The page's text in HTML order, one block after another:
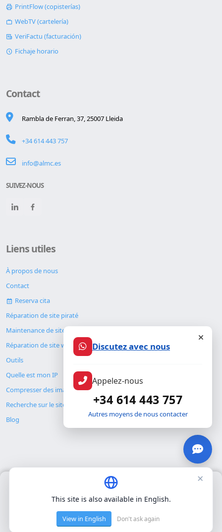
Suite SaaS
PrintFlow (copisterías)
WebTV (cartelería)
VeriFactu (facturación)
Contact
Rambla de Ferran, 37, 25007 Lleida
+34 614 443 757
info@almc.es
SUIVEZ-NOUS
Liens utiles
À propos de nous
Contact
Reserva cita
Réparation de site piraté
Maintenance de site web
Réparation de site web
Outils
Quelle est mon IP
Compresser des images
Recherche sur le site
© Copyright 2026. ALMC SECURITY S.L.U.
Nous utilisons uniquement nos propres cookies pour le
Politique de confidentialité.
Accepter
Discutez avec nous
Appelez-nous
+34 614 443 757
Autres moyens de nous contacter
×
This site is also available in English.
View in English Don't ask again